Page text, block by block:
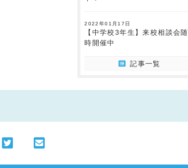
2022年01月17日
【中学校3年生】来校相談会随
時開催中
記事一覧